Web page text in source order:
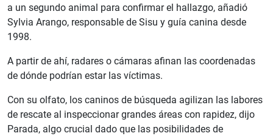
a un segundo animal para confirmar el hallazgo, añadió
Sylvia Arango, responsable de Sisu y guía canina desde
1998.
A partir de ahí, radares o cámaras afinan las coordenadas
de dónde podrían estar las víctimas.
Con su olfato, los caninos de búsqueda agilizan las labores
de rescate al inspeccionar grandes áreas con rapidez, dijo
Parada, algo crucial dado que las posibilidades de